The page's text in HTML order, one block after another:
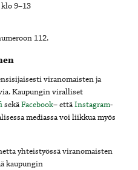
klo 9–13
112.
viranomaisten ja
Kaupungin viralliset
sekäFacebook– ettäInstagram-
mediassa voi liikkua myös
yhteistyössä viranomaisten
kaupungin